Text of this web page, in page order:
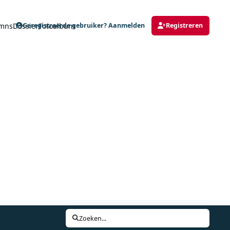
DossierFotoalbum
Geregistreerde gebruiker? Aanmelden Registreren
Zoeken...